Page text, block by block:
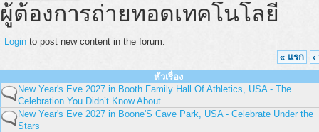
ผู้ต้องการถ่ายทอดเทคโนโลยี
Login to post new content in the forum.
« แรก
หัวเรื่อง
New Year's Eve 2027 in Booth Family Hall Of Athletics, USA - The
Celebration You Didn’t Know About
New Year's Eve 2027 in Boone'S Cave Park, USA - Celebrate Under the
Stars